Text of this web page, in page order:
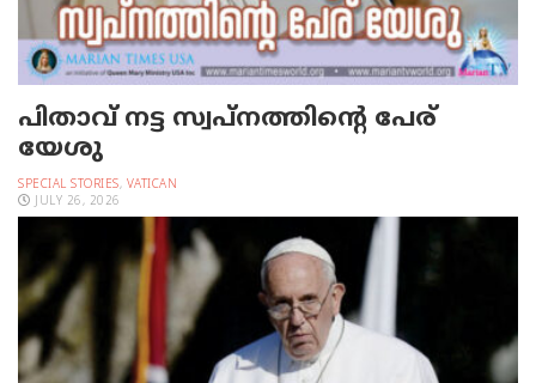
പിതാവ് നട്ട സ്വപ്നത്തിന്റെ പേര്
യേശു
SPECIAL STORIES, VATICAN
JULY 26, 2026